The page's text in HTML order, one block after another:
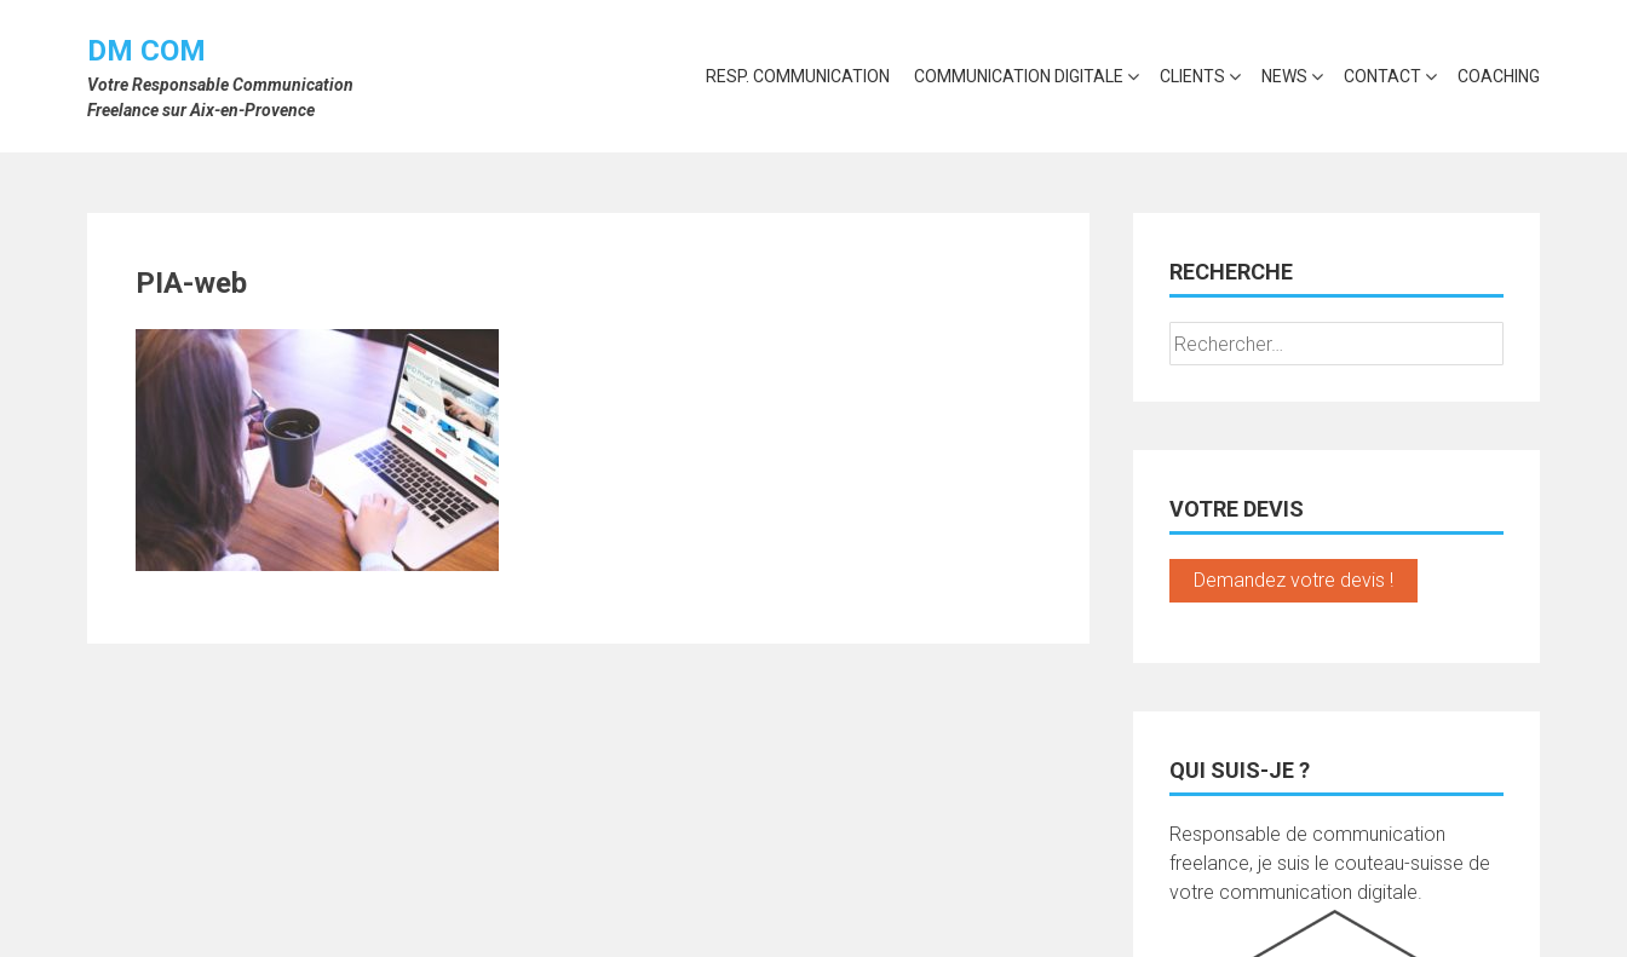
DM COM
Votre Responsable Communication
Freelance sur Aix-en-Provence
RESP. COMMUNICATION COMMUNICATION DIGITALE CLIENTS NEWS CONTACT COACHING
PIA-web RECHERCHE
Rechercher :
VOTRE DEVIS
Demandez votre devis !
QUI SUIS-JE ?
Responsable de communication
freelance, je suis le couteau-suisse de
votre communication digitale.